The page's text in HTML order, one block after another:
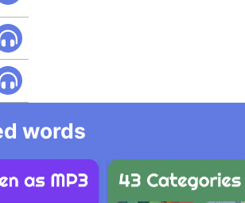
words